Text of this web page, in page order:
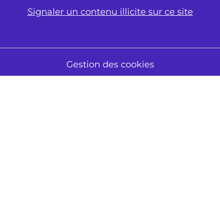
Signaler un contenu illicite sur ce site
Gestion des cookies